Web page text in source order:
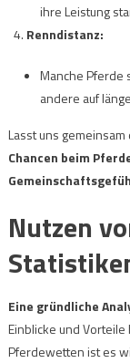
ihre Leistung
Renndistanz:
Manche Pferde
andere auf
Lasst uns
Chancen beim
Nutzen
Eine gründliche
Einblicke und
Pferdewetten ist es